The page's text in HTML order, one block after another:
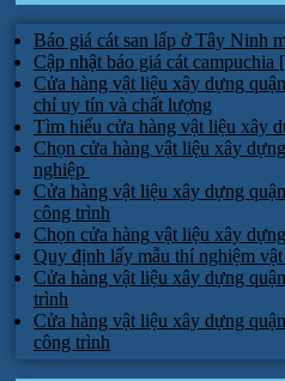
Báo giá cát san lấp ở Tây Ninh
Cập nhật báo giá cát
Cửa hàng vật liệu xây dựng
chỉ uy tín và chất lượng
Tìm hiểu cửa hàng vật liệu xây
Chọn cửa hàng vật liệu xây
nghiệp
Cửa hàng vật liệu xây dựng
công trình
Chọn cửa hàng vật liệu xây
Quy định lấy mẫu thí nghiệm
Cửa hàng vật liệu xây dựng
trình
Cửa hàng vật liệu xây dựng
công trình